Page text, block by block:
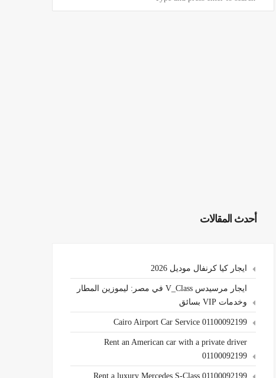
أحدث المقالات
ايجار كيا كرنفال موديل 2026
ايجار مرسيدس V_Class في مصر: ليموزين المطار
وخدمات VIP بسائق
Cairo Airport Car Service 01100092199
Rent an American car with a private driver
01100092199
Rent a luxury Mercedes S-Class 01100092199